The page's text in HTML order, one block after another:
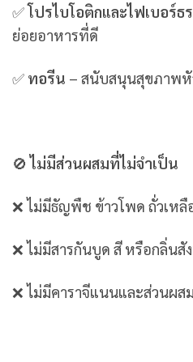
✅โปรไบโอติกและไฟเบอร์ธ
ย่อยอาหารที่ดี
✅ ทอรีน – สนับสนุนสุขภาพหั
🚫 ไม่มีส่วนผสมที่ไม่จำเป็น
❌ ไม่มีธัญพืช ข้าวโพด ถั่วเหลื
❌ ไม่มีสารกันบูด สี หรือกลิ่นสั
❌ ไม่มีคาราจีแนนและส่วนผ